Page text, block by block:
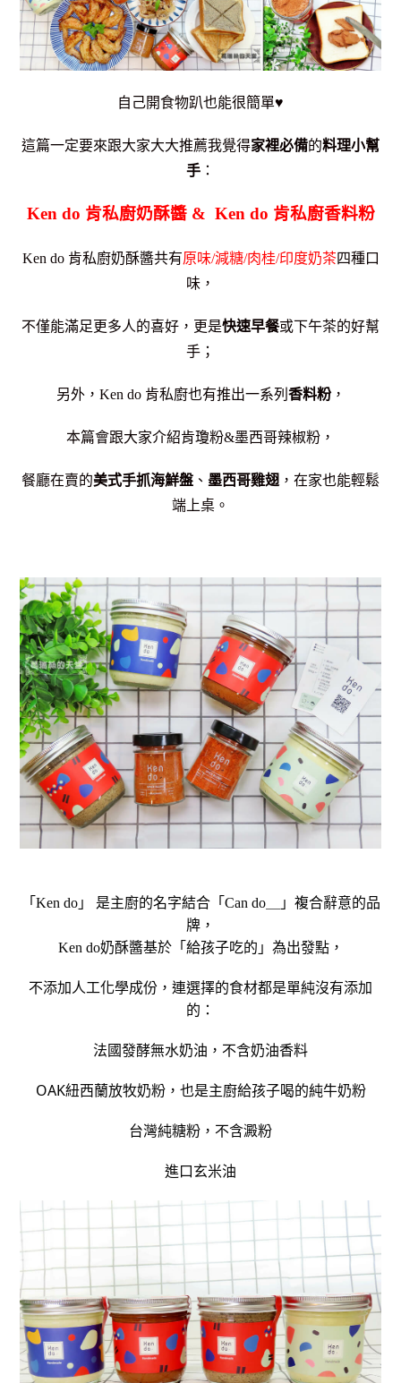
自己開食物趴也能很簡單♥
這篇一定要來跟大家大大推薦我覺得家裡必備的料理小幫
手 ：
Ken do 肯私廚奶酥醬 & Ken do 肯私廚香料粉
Ken do 肯私廚奶酥醬共有原味/減糖/肉桂/印度奶茶四種口
味，
不僅能滿足更多人的喜好，更是快速早餐或下午茶的好幫
手；
另外，Ken do 肯私廚也有推出一系列 香料粉，
本篇會跟大家介紹肯瓊粉&墨西哥辣椒粉，
餐廳在賣的美式手抓海鮮盤 、 墨西哥雞翅，在家也能輕鬆
端上桌。
「Ken do」 是主廚的名字結合「Can do＿」複合辭意的品
牌，
Ken do奶酥醬基於「給孩子吃的」為出發點，
不添加人工化學成份，連選擇的食材都是單純沒有添加
的：
法國發酵無水奶油，不含奶油香料
OAK紐西蘭放牧奶粉，也是主廚給孩子喝的純牛奶粉
台灣純糖粉，不含澱粉
進口玄米油